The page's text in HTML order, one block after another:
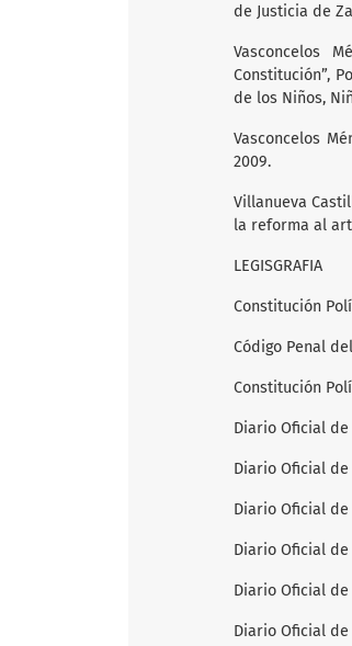
de Justicia de
Vasconcelos
Constitución”,
de los Niños,
Vasconcelos
2009.
Villanueva
la reforma al
LEGISGRAFIA
Constitución
Código Penal
Constitución
Diario Oficial
Diario Oficial de
Diario Oficial de
Diario Oficial
Diario Oficial
Diario Oficial de